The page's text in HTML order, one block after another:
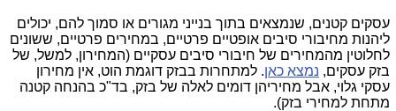
עסקים קטנים, שנמצאים בתוך בנייני מגורים או סמוך להם, יכולים
ליהנות מחיבורי סיבים אופטיים פרטיים, במחירים פרטיים, ששונים
לחלוטין מהמחירים של חיבורי סיבים עסקיים (המחירון, למשל, של
בזק עסקים, נמצא כאן. למתחרות בבזק דוגמת הוט, אין מחירון
עסקי גלוי, אבל מחיריהן דומים לאלה של בזק, בד"כ בהנחה קטנה
מתחת למחירי בזק).